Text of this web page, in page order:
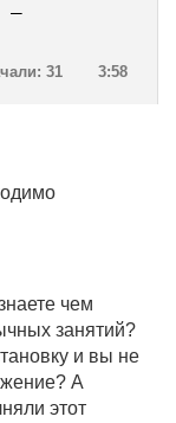
—
3:58
31
чем
занятий?
и вы не
А
этот